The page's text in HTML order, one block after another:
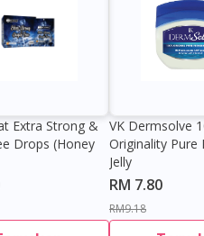
Extra Strong &
Drops (Honey
VK Dermsolve
Originality Pure
Jelly
RM 7.80
RM9.18